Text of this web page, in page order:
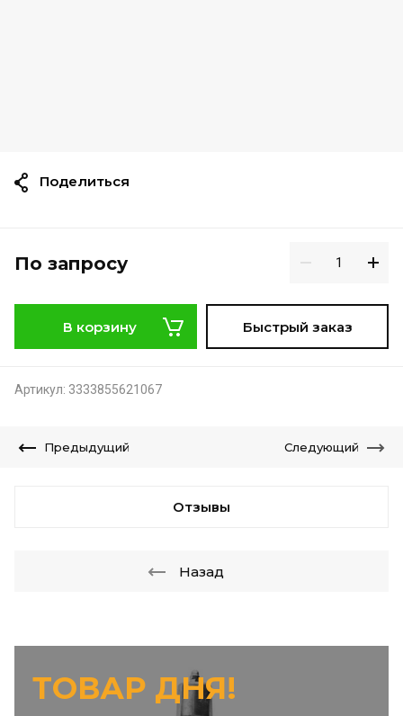
ТОВАР ДНЯ!
По запросу
В корзину Быстрый заказ
Артикул: 3333855621067
Поделиться
Предыдущий Следующий
Отзывы
Назад